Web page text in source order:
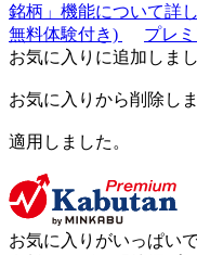
銘柄」機能について詳
無料体験付き)
プレ
お気に入りに追加しまし
お気に入りから削除しま
適用しました。
お気に入りがいっぱいで